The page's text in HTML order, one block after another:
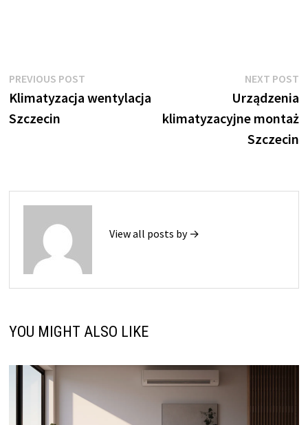
Nawigacja
wpisu
PREVIOUS POSTPrevious
post:
Klimatyzacja wentylacja
Szczecin
NEXT POST
Urządzenia
klimatyzacyjne montaż
Szczecin
View all posts by →
YOU MIGHT ALSO LIKE